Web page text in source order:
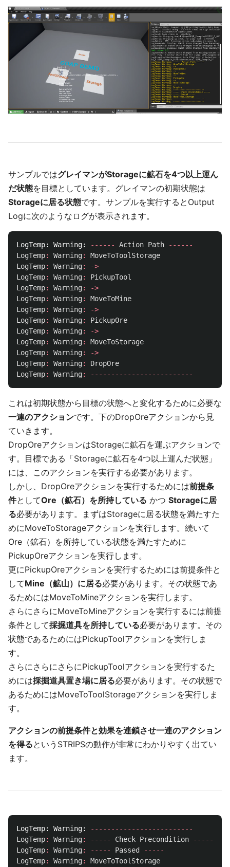
サンプルではグレイマンがStorageに鉱石を4つ以上運ん
だ状態を目標としています。グレイマンの初期状態は
Storageに居る状態です。サンプルを実行するとOutput
Logに次のようなログが表示されます。
LogTemp: Warning: ------ Action Path
------
LogTemp: Warning:
MoveToToolStorage
LogTemp: Warning:
->
LogTemp: Warning:
PickupTool
LogTemp: Warning:
->
LogTemp: Warning:
MoveToMine
LogTemp: Warning:
->
LogTemp: Warning:
PickupOre
LogTemp: Warning:
->
LogTemp: Warning:
MoveToStorage
LogTemp: Warning:
->
LogTemp: Warning:
DropOre
LogTemp: Warning: -------------------------
これは初期状態から目標の状態へと変化するために必要な
一連のアクションです。下のDropOreアクションから見
ていきます。
DropOreアクションはStorageに鉱石を運ぶアクションで
す。目標である「Storageに鉱石を4つ以上運んだ状態」
には、このアクションを実行する必要があります。
しかし、DropOreアクションを実行するためには前提条
件としてOre（鉱石）を所持している かつ Storageに居
る必要があります。まずはStorageに居る状態を満たすた
めにMoveToStorageアクションを実行します。続いて
Ore（鉱石）を所持している状態を満たすために
PickupOreアクションを実行します。
更にPickupOreアクションを実行するためには前提条件と
してMine（鉱山）に居る必要があります。その状態であ
るためにはMoveToMineアクションを実行します。
さらにさらにMoveToMineアクションを実行するには前提
条件として採掘道具を所持している必要があります。その
状態であるためにはPickupToolアクションを実行しま
す。
さらにさらにさらにPickupToolアクションを実行するた
めには採掘道具置き場に居る必要があります。その状態で
あるためにはMoveToToolStorageアクションを実行しま
す。
アクションの前提条件と効果を連鎖させ一連のアクション
を得るというSTRIPSの動作が非常にわかりやすく出てい
ます。
LogTemp: Warning:
-------------------------
LogTemp: Warning: ----- Check Precondition
-----
LogTemp: Warning: ----- Passed
-----
LogTemp: Warning:
MoveToToolStorage